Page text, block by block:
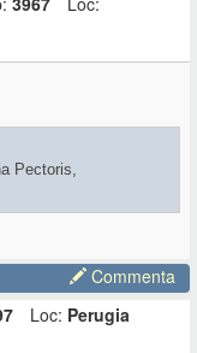
Pectoris,
Commenta
Loc: Perugia